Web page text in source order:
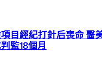
目經紀打針后喪命 醫
監18個月